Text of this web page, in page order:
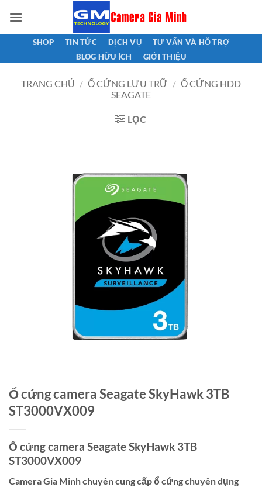
qua
nội
SHOP TIN TỨC DỊCH VỤ
TƯ VẤN VÀ HỖ TRỢ
BLOG HỮU ÍCH
GIỚI THIỆU
TRANG CHỦ / Ổ CỨNG LƯU TRỮ / Ổ CỨNG HDD
SEAGATE
LỌC
Ổ cứng camera Seagate SkyHawk 3TB
ST3000VX009
Ổ cứng camera Seagate SkyHawk 3TB
ST3000VX009
Camera Gia Minh chuyên cung cấp ổ cứng chuyên dụng